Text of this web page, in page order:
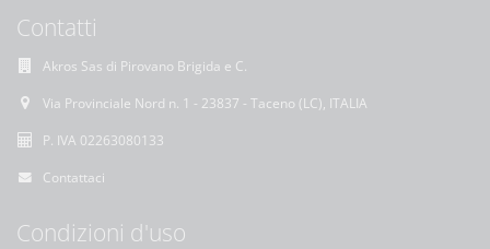
Contatti
Akros Sas di Pirovano Brigida e C.
Via Provinciale Nord n. 1 - 23837 - Taceno (LC), ITALIA
P. IVA 02263080133
Contattaci
Condizioni d'uso